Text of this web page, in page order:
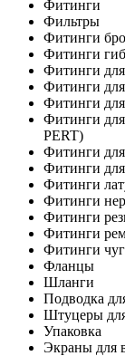
Фитинги
Фильтры
Фитинги
Фитинги
Фитинги
Фитинги
Фитинги
Фитинги
PERT)
Фитинги
Фитинги
Фитинги
Фитинги
Фитинги
Фитинги
Фитинги
Фланцы
Шланги
Подводка
Штуцеры
Упаковка
Экраны для